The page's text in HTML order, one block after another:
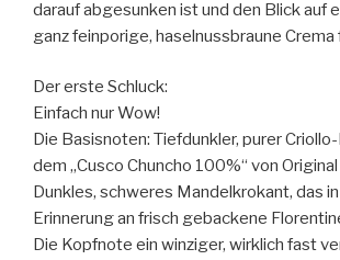
darauf abgesunken ist und den Blick auf
ganz feinporige, haselnussbraune
Der erste Schluck:
Einfach nur Wow!
Die Basisnoten: Tiefdunkler, purer
dem „Cusco Chuncho 100%“ von
Dunkles, schweres Mandelkrokant, das
Erinnerung an frisch gebackene
Die Kopfnote ein winziger, wirklich fast